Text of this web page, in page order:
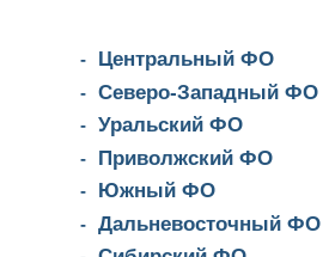
Центральный ФО
Северо-Западный ФО
Уральский ФО
Приволжский ФО
Южный ФО
Дальневосточный ФО